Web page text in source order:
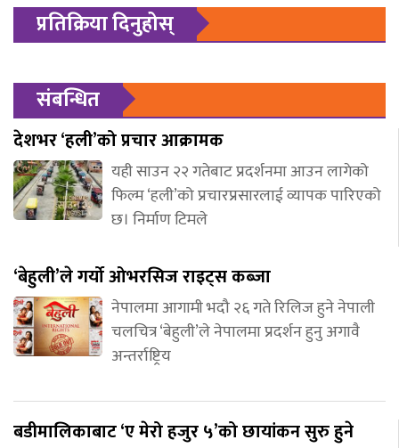
प्रतिक्रिया दिनुहोस्
संबन्धित
देशभर ‘हली’को प्रचार आक्रामक
यही साउन २२ गतेबाट प्रदर्शनमा आउन लागेको
फिल्म ‘हली’को प्रचारप्रसारलाई व्यापक पारिएको
छ। निर्माण टिमले
‘बेहुली’ले गर्यो ओभरसिज राइट्स कब्जा
नेपालमा आगामी भदौ २६ गते रिलिज हुने नेपाली
चलचित्र ‘बेहुली’ले नेपालमा प्रदर्शन हुनु अगावै
अन्तर्राष्ट्रिय
बडीमालिकाबाट ‘ए मेरो हजुर ५’को छायांकन सुरु हुने